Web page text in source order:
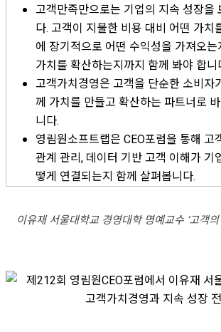
고객만족만으로는 기업의 지속 성장을
다. 고객이 지불한 비용 대비 어떤 가치
에 장기적으로 어떤 수익성을 가져오
가치를 확산하는지까지 함께 봐야 합니
고객가치경영은 고객을 단순한 소비자
께 가치를 만들고 확산하는 파트너로
니다.
영림원소프트랩은 CEO포럼을 통해 고
관계 관리, 데이터 기반 고객 이해가 기
떻게 연결되는지 함께 살펴봅니다.
이유재 서울대학교 경영대학 명예교수 ‘고객